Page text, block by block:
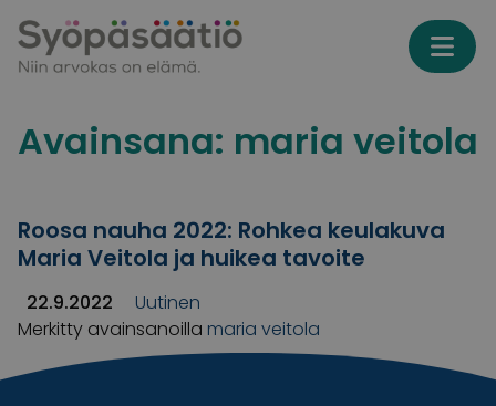
Avainsana: maria veitola
Roosa nauha 2022: Rohkea keulakuva
Maria Veitola ja huikea tavoite
22.9.2022
Uutinen
Merkitty avainsanoilla maria veitola